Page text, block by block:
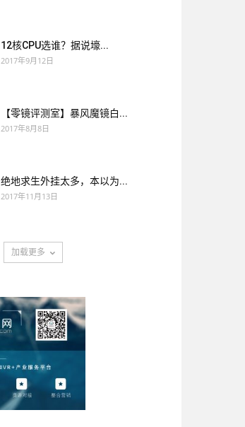
12核CPU选谁？据说壕...
2017年9月12日
【零镜评测室】暴风魔镜白...
2017年8月8日
绝地求生外挂太多，本以为...
2017年11月13日
加载更多